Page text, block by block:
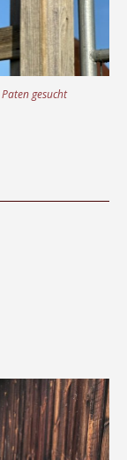
Paten gesucht